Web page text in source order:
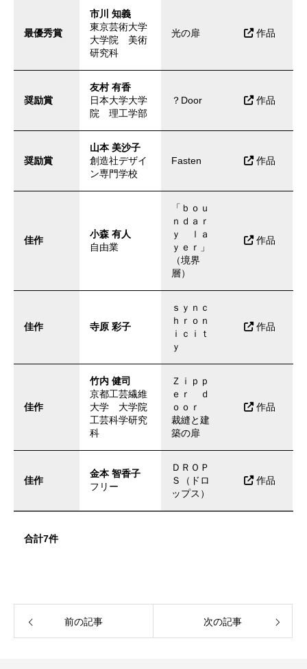
最優秀賞
市川 知義
東京芸術大学
大学院 美術
研究科
光の扉 作品
奨励賞
友村 有香
日本大学大学
院 理工学部
？Door 作品
奨励賞
山本 美沙子
創造社デザイ
ン専門学校
Fasten 作品
佳作
小森 有人
自由業
「ｂｏｕ
ｎｄａｒ
ｙ ｌａ
ｙｅｒ」
（境界
層）
作品
佳作 寺原 彩子
ｓｙｎｃ
ｈｒｏｎ
ｉｃｉｔ
ｙ
作品
佳作
竹内 健司
京都工芸繊維
大学 大学院
工芸科学研究
科
Ｚｉｐｐ
ｅｒ ｄ
ｏｏｒ
裁縫と建
築の扉
作品
佳作
金本 智香子
フリー
ＤＲＯＰ
Ｓ（ドロ
ップス）
作品
合計7件
前の記事 次の記事